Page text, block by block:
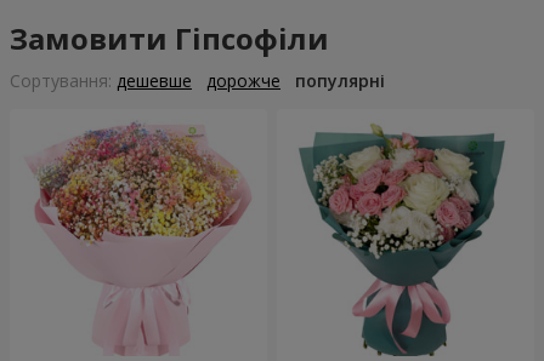
Замовити Гіпсофіли
Сортування: дешевше дорожче популярні